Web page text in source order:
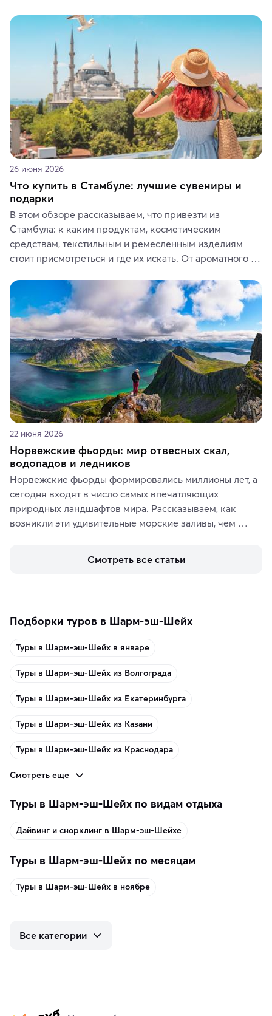
животные и маршруты, которые дарят одни из самых
ярких впечатлений от путешествий.
26 июня 2026
Что купить в Стамбуле: лучшие сувениры и
подарки
В этом обзоре рассказываем, что привезти из
Стамбула: к каким продуктам, косметическим
средствам, текстильным и ремесленным изделиям
стоит присмотреться и где их искать. От ароматного
керамики и изделий из кожи на турецких рынках и в
аутентичных лавках — в подарок близким или себе на
память о путешествии.
22 июня 2026
Норвежские фьорды: мир отвесных скал,
водопадов и ледников
Норвежские фьорды формировались миллионы лет, а
сегодня входят в число самых впечатляющих
природных ландшафтов мира. Рассказываем, как
возникли эти удивительные морские заливы, чем
включить в маршрут по Норвегии.
Смотреть все статьи
Подборки туров в Шарм-эш-Шейх
Туры в Шарм-эш-Шейх в январе
Туры в Шарм-эш-Шейх из Волгограда
Туры в Шарм-эш-Шейх из Екатеринбурга
Туры в Шарм-эш-Шейх из Казани
Туры в Шарм-эш-Шейх из Краснодара
Смотреть еще
Туры в Шарм-эш-Шейх по видам отдыха
Дайвинг и снорклинг в Шарм-эш-Шейхе
Туры в Шарм-эш-Шейх по месяцам
Туры в Шарм-эш-Шейх в ноябре
Все категории